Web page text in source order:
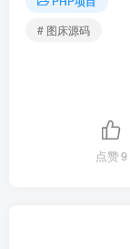
# 图床源码
点赞9